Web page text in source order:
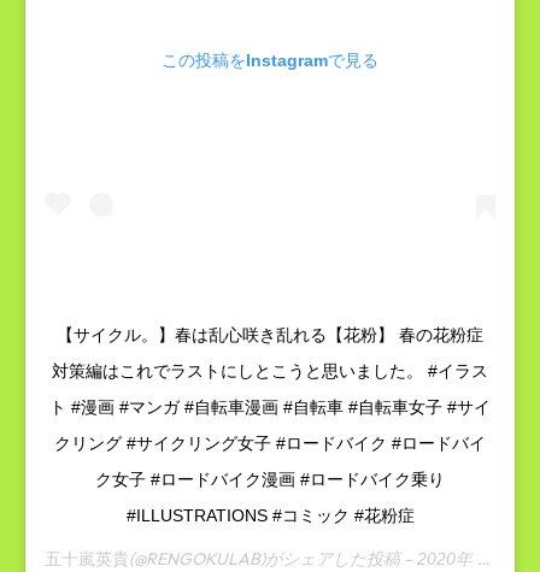
この投稿をInstagramで見る
【サイクル。】春は乱心咲き乱れる【花粉】 春の花粉症
対策編はこれでラストにしとこうと思いました。 #イラス
ト #漫画 #マンガ #自転車漫画 #自転車 #自転車女子 #サイ
クリング #サイクリング女子 #ロードバイク #ロードバイ
ク女子 #ロードバイク漫画 #ロードバイク乗り
#ILLUSTRATIONS #コミック #花粉症
五十嵐英貴 (@RENGOKULAB)がシェアした投稿 –2020年 3月月13日午前1時27分PDT